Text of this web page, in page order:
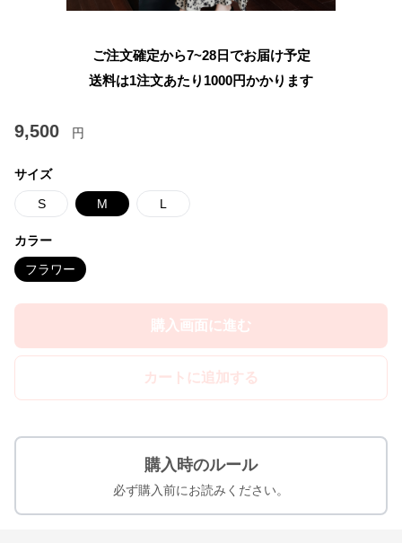
ご注文確定から7~28日でお届け予定
送料は1注文あたり 1000円かかります
9,500 円
サイズ
S M L
カラー
フラワー
購入画面に進む
カートに追加する
購入時のルール
必ず購入前にお読みください。